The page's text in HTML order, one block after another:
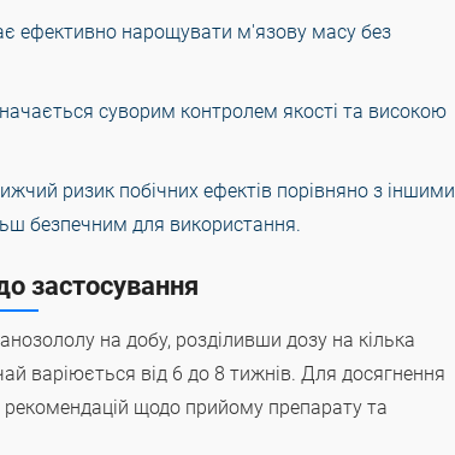
ефективно нарощувати м'язову масу без
суворим контролем якості та високою
ризик побічних ефектів порівняно з іншими
безпечним для використання.
застосування
на добу, розділивши дозу на кілька
варіюється від 6 до 8 тижнів. Для досягнення
щодо прийому препарату та